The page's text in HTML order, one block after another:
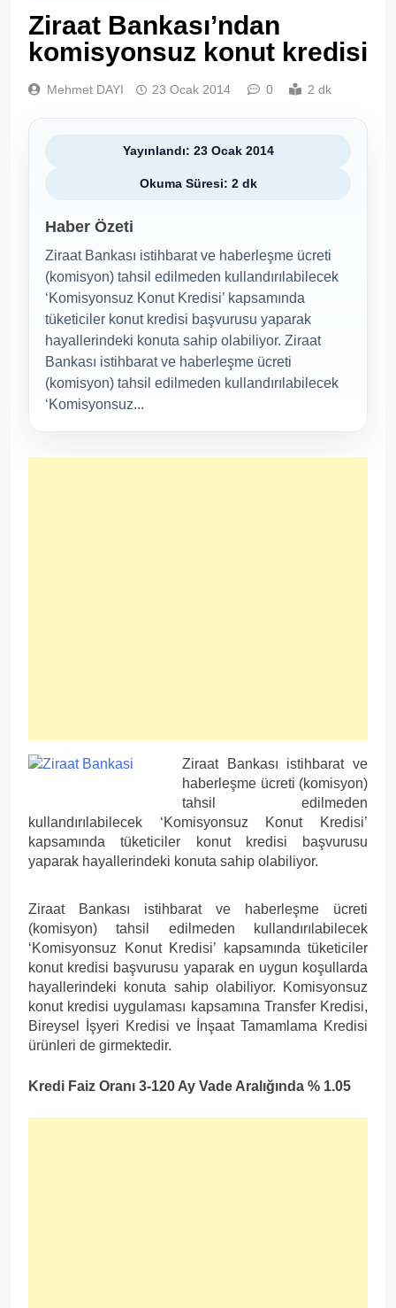
Ziraat Bankası’ndan
komisyonsuz konut kredisi
Mehmet DAYI 23 Ocak 2014 0 2 dk
Yayınlandı: 23 Ocak 2014
Okuma Süresi: 2 dk
Haber Özeti
Ziraat Bankası istihbarat ve haberleşme ücreti
(komisyon) tahsil edilmeden kullandırılabilecek
‘Komisyonsuz Konut Kredisi’ kapsamında
tüketiciler konut kredisi başvurusu yaparak
hayallerindeki konuta sahip olabiliyor. Ziraat
Bankası istihbarat ve haberleşme ücreti
(komisyon) tahsil edilmeden kullandırılabilecek
‘Komisyonsuz...
Ziraat Bankası istihbarat ve
haberleşme ücreti (komisyon)
tahsil edilmeden
kullandırılabilecek ‘Komisyonsuz Konut Kredisi’
kapsamında tüketiciler konut kredisi başvurusu
yaparak hayallerindeki konuta sahip olabiliyor.
Ziraat Bankası istihbarat ve haberleşme ücreti
(komisyon) tahsil edilmeden kullandırılabilecek
‘Komisyonsuz Konut Kredisi’ kapsamında tüketiciler
konut kredisi başvurusu yaparak en uygun koşullarda
hayallerindeki konuta sahip olabiliyor. Komisyonsuz
konut kredisi uygulaması kapsamına Transfer Kredisi,
Bireysel İşyeri Kredisi ve İnşaat Tamamlama Kredisi
ürünleri de girmektedir.
Kredi Faiz Oranı 3-120 Ay Vade Aralığında % 1.05